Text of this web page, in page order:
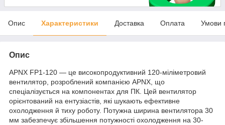
Опис Характеристики Доставка Оплата Умови
Опис
APNX FP1-120 — це високопродуктивний 120-міліметровий
вентилятор, розроблений компанією APNX, що
спеціалізується на компонентах для ПК. Цей вентилятор
орієнтований на ентузіастів, які шукають ефективне
охолодження й тиху роботу. Потужна ширина вентилятора 30
мм забезпечує збільшення потужності охолодження на 30-